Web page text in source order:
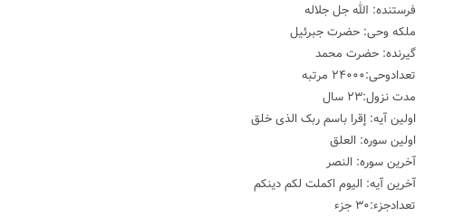
فرستنده: الله جل جلاله
ملکه وحی: حضرت جبرئیل
گیرنده: حضرت محمد
تعدادوحی:۲۴۰۰۰ مرتبه
مدت نزول:۲۳ سال
اولین آیه: إقرا باسم ربک الذی خلق
اولین سوره: العلق
آخرین سوره: النصر
آخرین آیه: الیوم اکملت لکم دینکم
تعدادجزء:۳۰ جزء